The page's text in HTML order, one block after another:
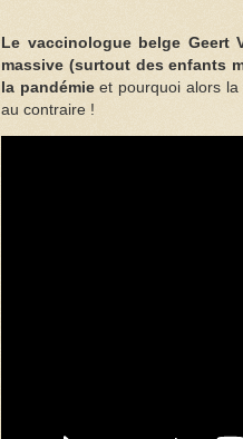
Le vaccinologue belge Geert
massive (surtout des enfants
la pandémieet pourquoi alors la
au contraire !